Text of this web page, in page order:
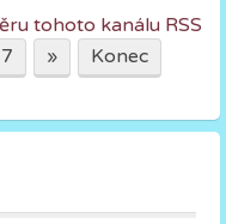
tohoto kanálu RSS
7 » Konec